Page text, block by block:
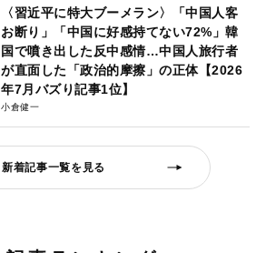
〈習近平に特大ブーメラン〉「中国人客
お断り」「中国に好感持てない72%」韓
国で噴き出した反中感情…中国人旅行者
が直面した「政治的摩擦」の正体【2026
年7月バズり記事1位】
小倉健一
新着記事一覧を見る